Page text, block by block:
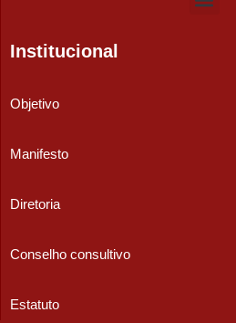
Institucional
Objetivo
Manifesto
Diretoria
Conselho consultivo
Estatuto